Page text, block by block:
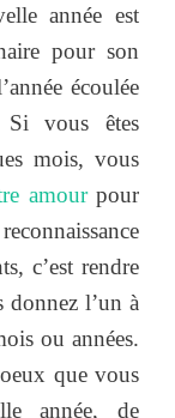
année est
pour son
écoulée
vous êtes
mois, vous
amourpour
c’est rendre
donnez l’un à
ou années.
que vous
année, de